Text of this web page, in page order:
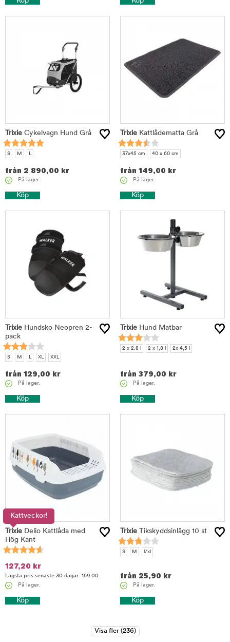
Trixie Cykelvagn Hund Grå
S M L
från 2 890,00 kr
På lager.
Köp
Trixie Kattlådematta Grå
37x45 cm 40 x 60 cm
från 149,00 kr
På lager.
Köp
Trixie Hundsko Neopren 2-
pack
S M L XL XXL
från 129,00 kr
På lager.
Köp
Trixie Hund Matbar
2 x 2.8 l 2 x 1,8 l 2x 4,5 l
från 379,00 kr
På lager.
Köp
Kattveckor!
Trixie Delio Kattlåda med
Hög Kant
127,20 kr
Lägsta pris senaste 30 dagar: 159.00.
På lager.
Köp
Trixie Tikskyddsinlägg 10 st
S M l/xl
från 25,90 kr
På lager.
Köp